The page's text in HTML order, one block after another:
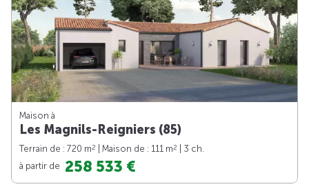
Maison à
Les Magnils-Reigniers (85)
Terrain de : 720 m2 | Maison de : 111 m2
| 3 ch.
à partir de 258 533 €